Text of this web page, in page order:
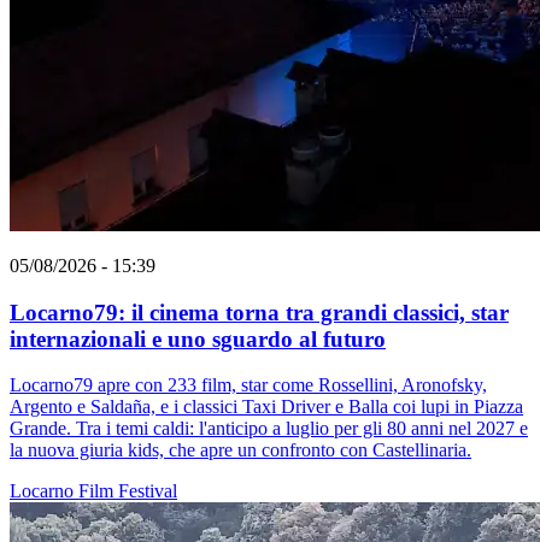
05/08/2026 - 15:39
Locarno79: il cinema torna tra grandi classici, star
internazionali e uno sguardo al futuro
Locarno79 apre con 233 film, star come Rossellini, Aronofsky,
Argento e Saldaña, e i classici Taxi Driver e Balla coi lupi in Piazza
Grande. Tra i temi caldi: l'anticipo a luglio per gli 80 anni nel 2027 e
la nuova giuria kids, che apre un confronto con Castellinaria.
Locarno Film Festival